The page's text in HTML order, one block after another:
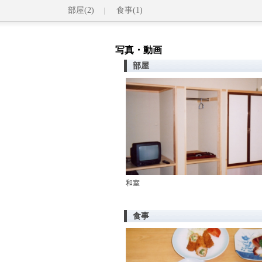
部屋(2) 食事(1)
写真・動画
部屋
和室
食事